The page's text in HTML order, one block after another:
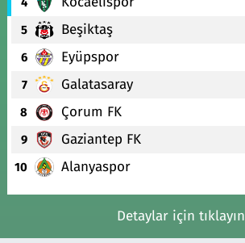
5 Beşiktaş
6 Eyüpspor
7 Galatasaray
8 Çorum FK
9 Gaziantep FK
10 Alanyaspor
Detaylar için tıklayın